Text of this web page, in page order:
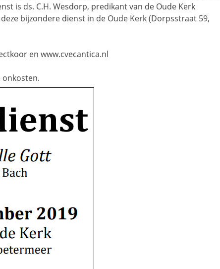
is ds. C.H. Wesdorp, predikant van de Oude Kerk
bijzondere dienst in de Oude Kerk (Dorpsstraat 59,
en www.cvecantica.nl
onkosten.